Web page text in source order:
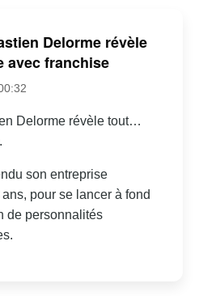
Delorme révèle
avec franchise
Delorme révèle tout…
son entreprise
pour se lancer à fond
de personnalités